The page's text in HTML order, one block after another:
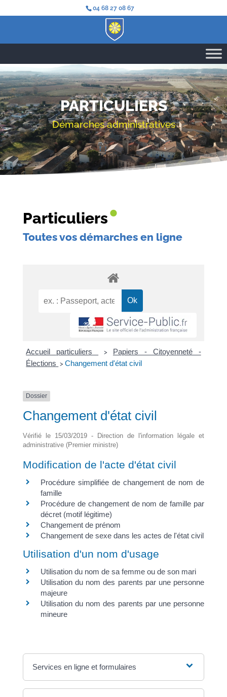
04 68 27 08 67
PARTICULIERS
Démarches administratives
Particuliers•
Toutes vos démarches en ligne
Accueil particuliers >
Papiers - Citoyenneté -
Élections > Changement d'état civil
Dossier
Changement d'état civil
Vérifié le 15/03/2019 - Direction de l'information légale et
administrative (Premier ministre)
Modification de l'acte d'état civil
Procédure simplifiée de changement de nom de
famille
Procédure de changement de nom de famille par
décret (motif légitime)
Changement de prénom
Changement de sexe dans les actes de l'état civil
Utilisation d'un nom d'usage
Utilisation du nom de sa femme ou de son mari
Utilisation du nom des parents par une personne
majeure
Utilisation du nom des parents par une personne
mineure
Services en ligne et formulaires